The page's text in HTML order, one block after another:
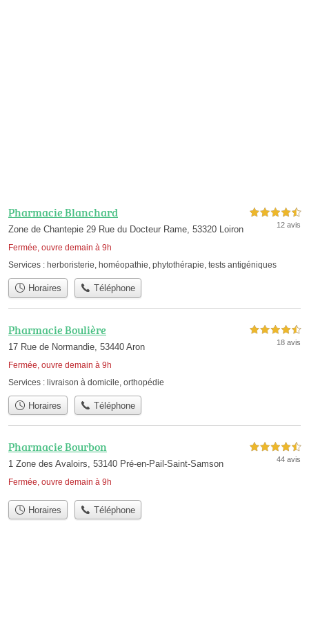
Pharmacie Blanchard
Zone de Chantepie 29 Rue du Docteur Rame, 53320 Loiron
Fermée, ouvre demain à 9h
4,5 étoiles sur 5
12 avis
Services : herboristerie, homéopathie, phytothérapie, tests antigéniques
Horaires Téléphone
Pharmacie Boulière
17 Rue de Normandie, 53440 Aron
Fermée, ouvre demain à 9h
4,5 étoiles sur 5
18 avis
Services : livraison à domicile orthopédie
Horaires Téléphone
Pharmacie Bourbon
1 Zone des Avaloirs, 53140 Pré-en-Pail-Saint-Samson
Fermée, ouvre demain à 9h
4,5 étoiles sur 5
44 avis
Horaires Téléphone